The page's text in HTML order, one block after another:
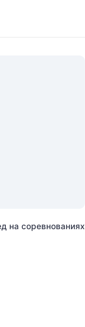
на соревнованиях